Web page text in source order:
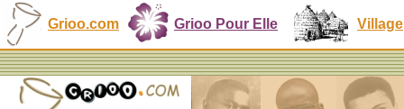
Grioo.com Grioo Pour Elle Village